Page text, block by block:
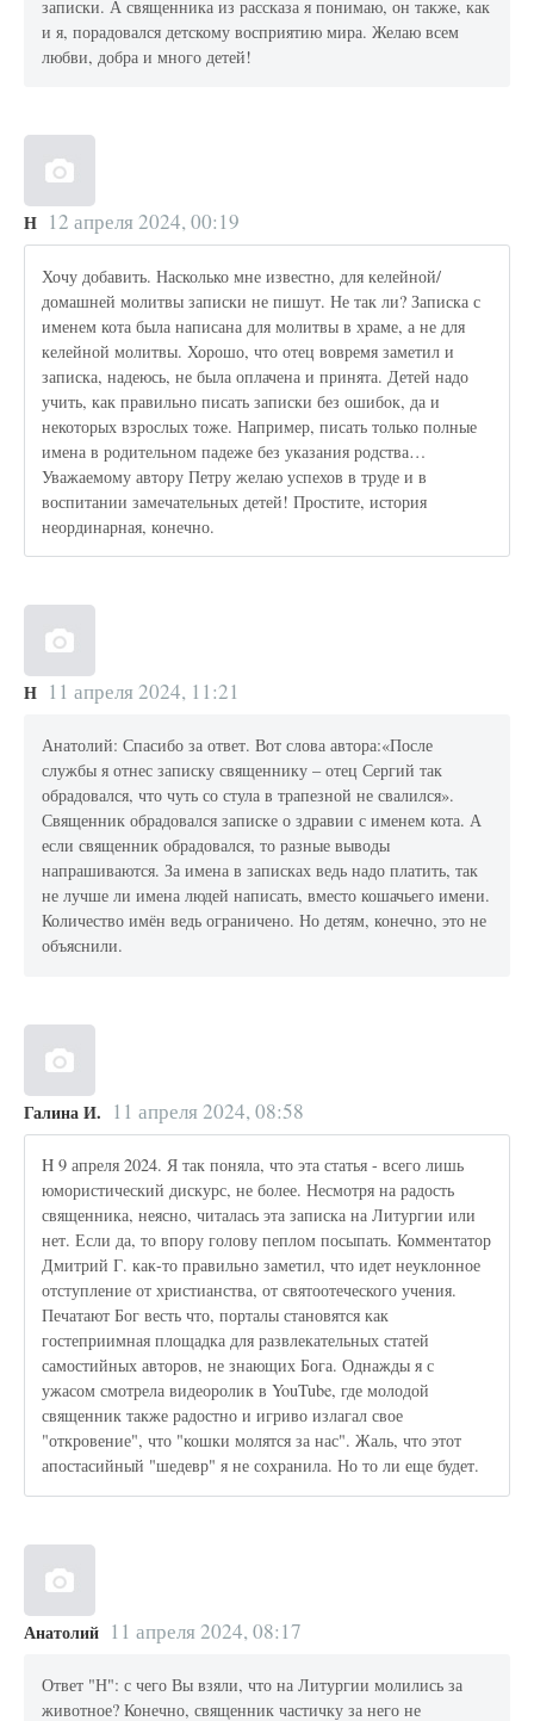
записки. А священника из рассказа я понимаю, он также, как
и я, порадовался детскому восприятию мира. Желаю всем
любви, добра и много детей!
Н 12 апреля 2024, 00:19
Хочу добавить. Насколько мне известно, для келейной/
домашней молитвы записки не пишут. Не так ли? Записка с
именем кота была написана для молитвы в храме, а не для
келейной молитвы. Хорошо, что отец вовремя заметил и
записка, надеюсь, не была оплачена и принята. Детей надо
учить, как правильно писать записки без ошибок, да и
некоторых взрослых тоже. Например, писать только полные
имена в родительном падеже без указания родства…
Уважаемому автору Петру желаю успехов в труде и в
воспитании замечательных детей! Простите, история
неординарная, конечно.
Н 11 апреля 2024, 11:21
Анатолий: Спасибо за ответ. Вот слова автора:«После
службы я отнес записку священнику – отец Сергий так
обрадовался, что чуть со стула в трапезной не свалился».
Священник обрадовался записке о здравии с именем кота. А
если священник обрадовался, то разные выводы
напрашиваются. За имена в записках ведь надо платить, так
не лучше ли имена людей написать, вместо кошачьего имени.
Количество имён ведь ограничено. Но детям, конечно, это не
объяснили.
Галина И. 11 апреля 2024, 08:58
H 9 апреля 2024. Я так поняла, что эта статья - всего лишь
юмористический дискурс, не более. Несмотря на радость
священника, неясно, читалась эта записка на Литургии или
нет. Если да, то впору голову пеплом посыпать. Комментатор
Дмитрий Г. как-то правильно заметил, что идет неуклонное
отступление от христианства, от святоотеческого учения.
Печатают Бог весть что, порталы становятся как
гостеприимная площадка для развлекательных статей
самостийных авторов, не знающих Бога. Однажды я с
ужасом смотрела видеоролик в YouTube, где молодой
священник также радостно и игриво излагал свое
"откровение", что "кошки молятся за нас". Жаль, что этот
апостасийный "шедевр" я не сохранила. Но то ли еще будет.
Анатолий 11 апреля 2024, 08:17
Ответ "Н": с чего Вы взяли, что на Литургии молились за
животное? Конечно, священник частичку за него не